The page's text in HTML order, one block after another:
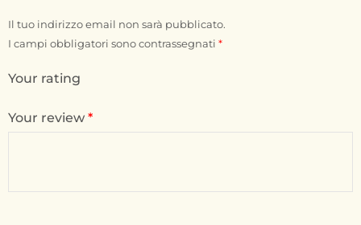
Il tuo indirizzo email non sarà pubblicato.
I campi obbligatori sono contrassegnati *
Your rating
Your review *